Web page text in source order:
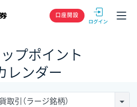
GMOクリック
口座開設
プポイント
レンダー
取引（ラージ銘柄）